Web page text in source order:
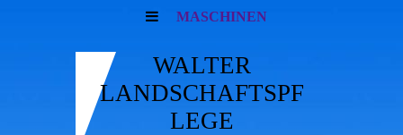
MASCHINEN
WALTER
LANDSCHAFTSPF
LEGE